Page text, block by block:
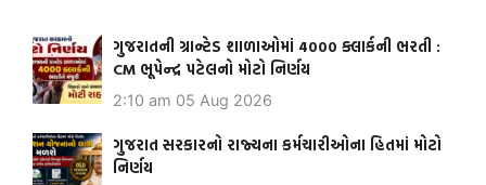
ગુજરાતની ગ્રાન્ટેડ શાળાઓમાં 4000 ક્લાર્કની ભરતી :
CM ભૂપેન્દ્ર પટેલનો મોટો નિર્ણય
2:10 am 05 Aug 2026
ગુજરાત સરકારનો રાજ્યના કર્મચારીઓના હિતમાં મોટો
નિર્ણય